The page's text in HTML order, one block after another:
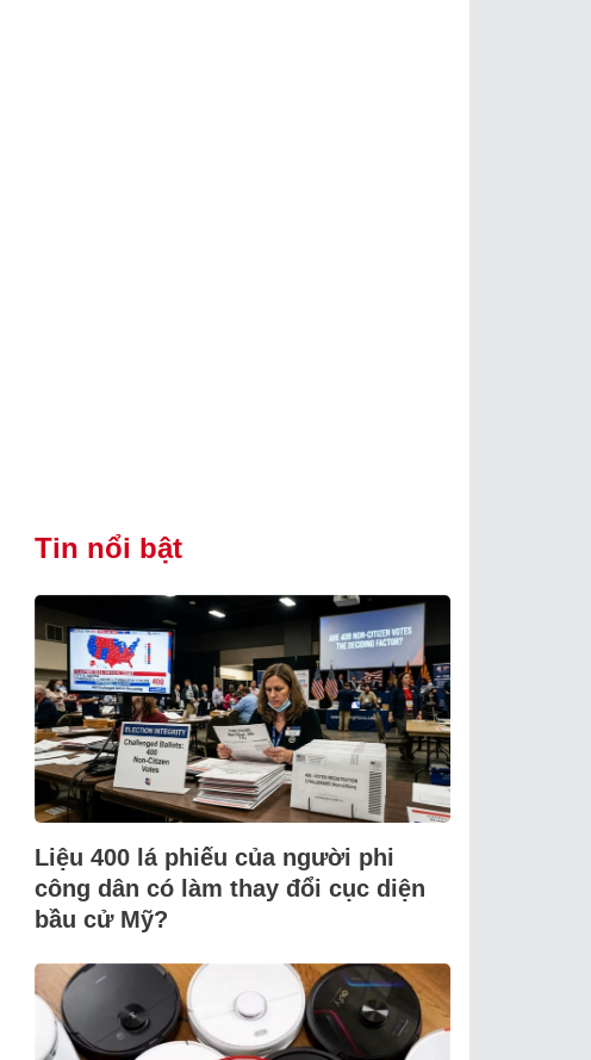
Tin nổi bật
Liệu 400 lá phiếu của người phi
công dân có làm thay đổi cục diện
bầu cử Mỹ?